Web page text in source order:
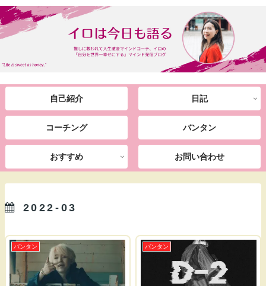
自己紹介 日記
コーチング バンタン
おすすめ お問い合わせ
2022-03
バンタン バンタン